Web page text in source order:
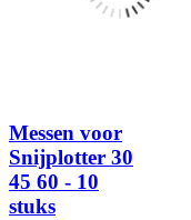
Messen voor
Snijplotter 30
45 60 - 10
stuks